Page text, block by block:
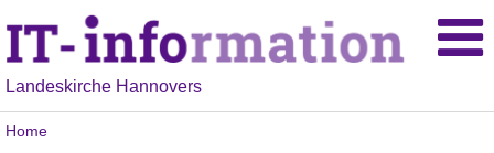
Landeskirche Hannovers
Home